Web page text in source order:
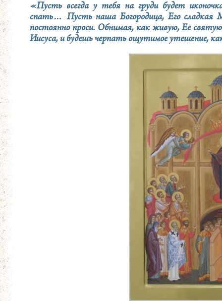
«Пусть всегда у тебя на груди будет
спать… Пусть наша Богородица, Его
постоянно проси. Обнимая, как живую, Ее
Иисуса, и будешь черпать ощутимое утешение,